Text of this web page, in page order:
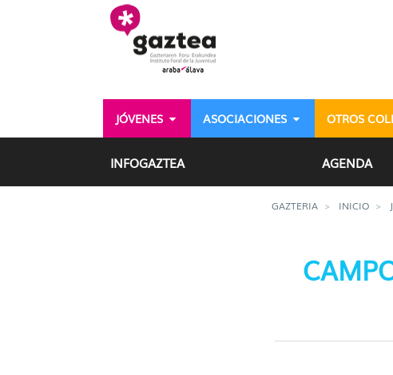
Saltar al contenido principal
JÓVENES ASOCIACIONES OTROS
Campos de
INFOGAZTEA AGENDA
GAZTERIA INICIO